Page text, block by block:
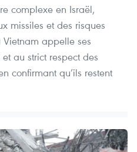
complexe en Israël,
missiles et des risques
Vietnam appelle ses
au strict respect des
confirmant qu’ils restent